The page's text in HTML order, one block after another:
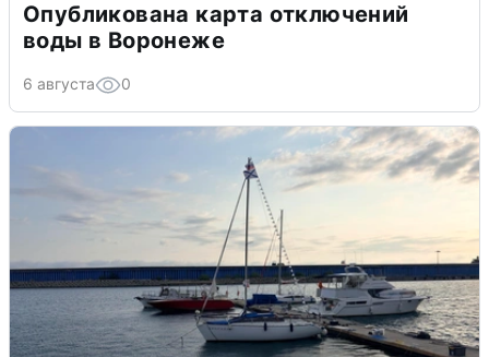
Опубликована карта отключений
воды в Воронеже
6 августа 0